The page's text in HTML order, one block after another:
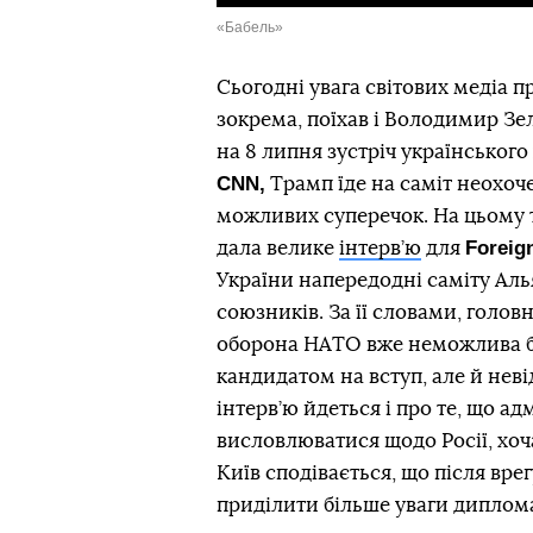
«Бабель»
Сьогодні увага світових медіа
зокрема, поїхав і Володимир
на 8 липня зустріч
CNN, Трамп їде на саміт
можливих суперечок. На цьому
дала велике інтерв’ю для
України напередодні саміту
союзників. За її словами,
оборона НАТО вже неможлива
кандидатом на вступ, але й
інтерв’ю йдеться і про те, що
висловлюватися щодо Росії,
Київ сподівається, що після
приділити більше уваги